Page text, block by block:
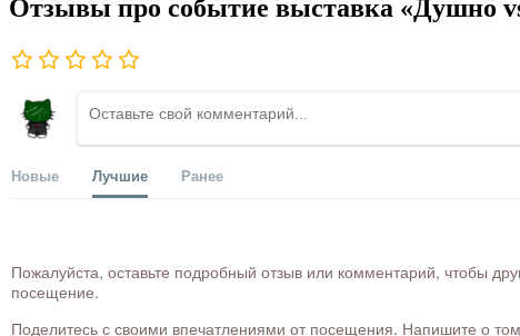
Отзывы про событие выставка «Душно
Новые Лучшие Ранее
Пожалуйста, оставьте подробный отзыв или комментарий, чтобы
посещение.
Поделитесь с своими впечатлениями от посещения. Напишите о